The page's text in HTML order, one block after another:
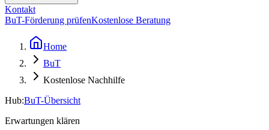
Kontakt
BuT-Förderung prüfenKostenlose Beratung
Home
BuT
Kostenlose Nachhilfe
Hub:BuT-Übersicht
Erwartungen klären